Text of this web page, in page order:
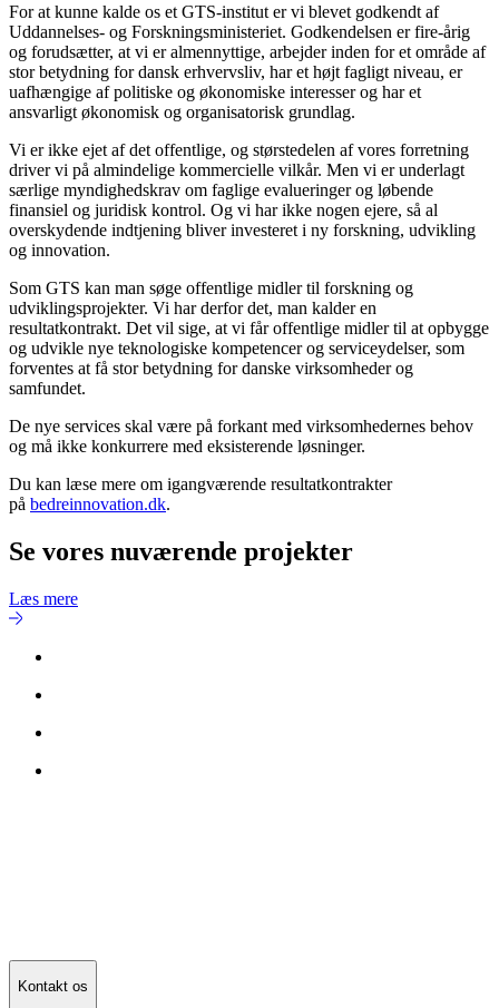
For at kunne kalde os et GTS-institut er vi blevet godkendt af
Uddannelses- og Forskningsministeriet. Godkendelsen er fire-årig
og forudsætter, at vi er almennyttige, arbejder inden for et område af
stor betydning for dansk erhvervsliv, har et højt fagligt niveau, er
uafhængige af politiske og økonomiske interesser og har et
ansvarligt økonomisk og organisatorisk grundlag.
Vi er ikke ejet af det offentlige, og størstedelen af vores forretning
driver vi på almindelige kommercielle vilkår. Men vi er underlagt
særlige myndighedskrav om faglige evalueringer og løbende
finansiel og juridisk kontrol. Og vi har ikke nogen ejere, så al
overskydende indtjening bliver investeret i ny forskning, udvikling
og innovation.
Som GTS kan man søge offentlige midler til forskning og
udviklingsprojekter. Vi har derfor det, man kalder en
resultatkontrakt. Det vil sige, at vi får offentlige midler til at opbygge
og udvikle nye teknologiske kompetencer og serviceydelser, som
forventes at få stor betydning for danske virksomheder og
samfundet.
De nye services skal være på forkant med virksomhedernes behov
og må ikke konkurrere med eksisterende løsninger.
Du kan læse mere om igangværende resultatkontrakter
på bedreinnovation.dk.
Se vores nuværende projekter
Læs mere
Kontakt os